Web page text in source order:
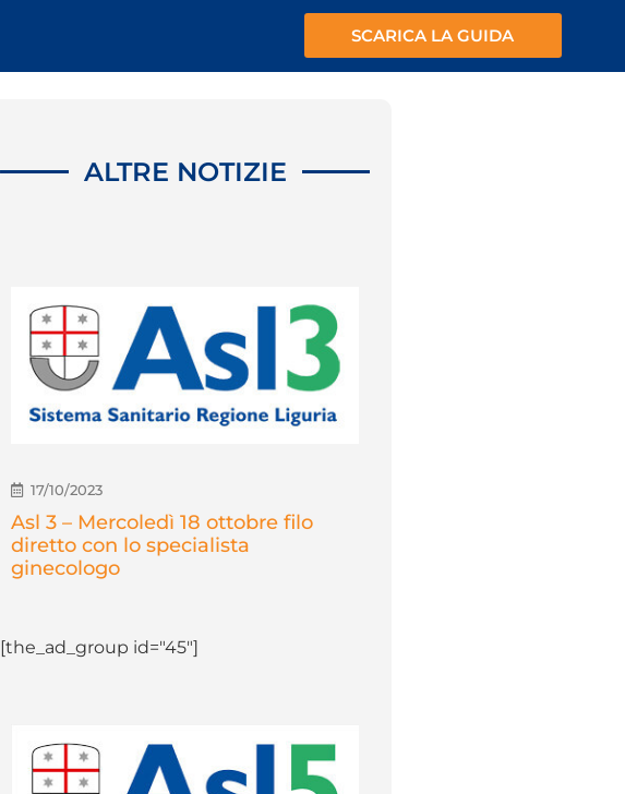
SCARICA LA GUIDA
ALTRE NOTIZIE
17/10/2023
Asl 3 – Mercoledì 18 ottobre filo
diretto con lo specialista
ginecologo
[the_ad_group id="45"]